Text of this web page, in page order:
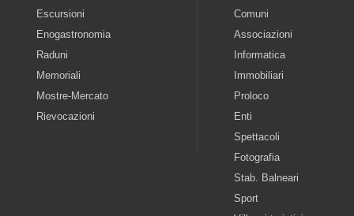
Escursioni
Enogastronomia
Raduni
Memoriali
Mostre-Mercato
Rievocazioni
Comuni
Associazioni
Informatica
Immobiliari
Proloco
Enti
Spettacoli
Fotografia
Stab. Balneari
Sport